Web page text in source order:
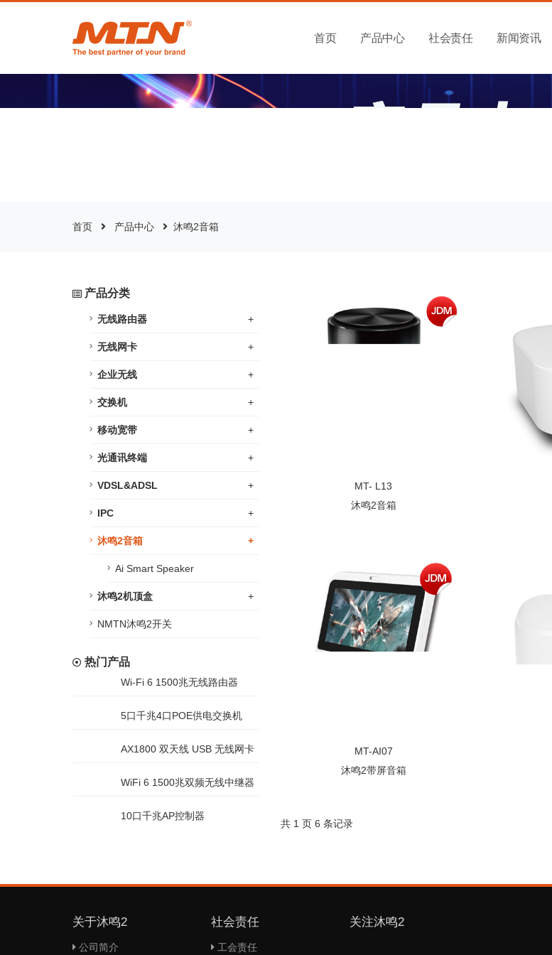
首页 产品中心 社会责任 新闻资讯
首页 产品中心 沐鸣2音箱
产品分类
无线路由器 +
无线网卡 +
企业无线 +
交换机 +
移动宽带 +
光通讯终端 +
VDSL&ADSL +
IPC +
沐鸣2音箱 +
Ai Smart Speaker
沐鸣2机顶盒 +
NMTN沐鸣2开关
热门产品
Wi-Fi 6 1500兆无线路由器
5口千兆4口POE供电交换机
AX1800 双天线 USB 无线网卡
WiFi 6 1500兆双频无线中继器
10口千兆AP控制器
MT- L13
沐鸣2音箱
MT-AI07
沐鸣2带屏音箱
共 1 页 6 条记录
关于沐鸣2
公司简介
社会责任
工会责任
关注沐鸣2